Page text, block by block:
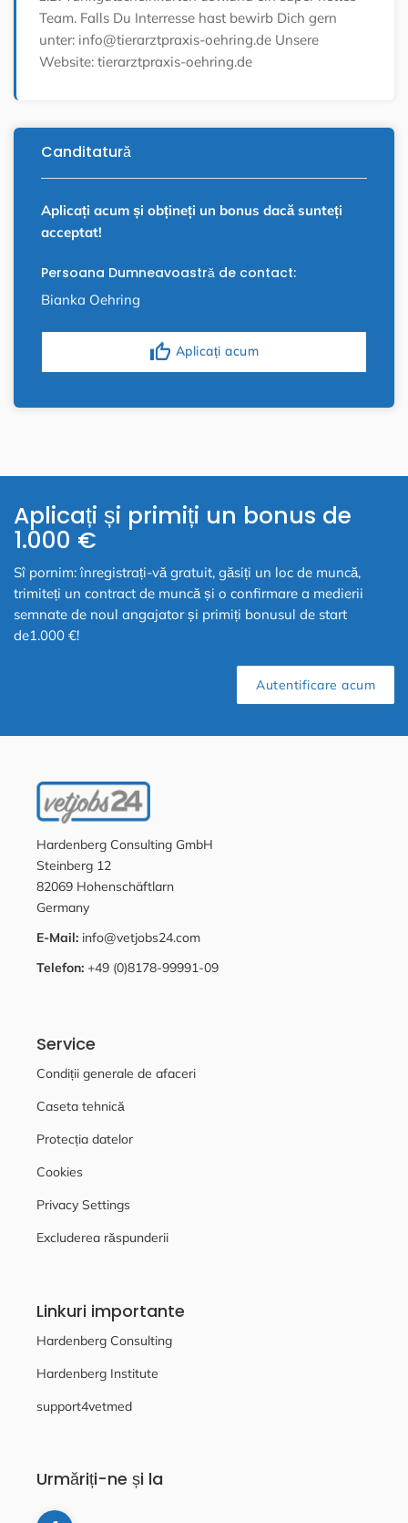
Team. Falls Du Interresse hast bewirb Dich gern
unter: info@tierarztpraxis-oehring.de Unsere
Website: tierarztpraxis-oehring.de
Canditatură
Aplicați acum și obțineți un bonus dacă sunteți
acceptat!
Persoana Dumneavoastră de contact:
Bianka Oehring
thumb_up Aplicați acum
Aplicați și primiți un bonus de
1.000 €
Sî pornim: înregistrați-vă gratuit, găsiți un loc de muncă,
trimiteți un contract de muncă și o confirmare a medierii
semnate de noul angajator și primiți bonusul de start
de1.000 €!
Autentificare acum
Hardenberg Consulting GmbH
Steinberg 12
82069 Hohenschäftlarn
Germany
E-Mail: info@vetjobs24.com
Telefon: +49 (0)8178-99991-09
Service
Condiții generale de afaceri
Caseta tehnică
Protecția datelor
Cookies
Privacy Settings
Excluderea răspunderii
Linkuri importante
Hardenberg Consulting
Hardenberg Institute
support4vetmed
Urmăriți-ne și la